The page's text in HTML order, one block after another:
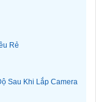
Rẻ
Sau Khi Lắp Camera